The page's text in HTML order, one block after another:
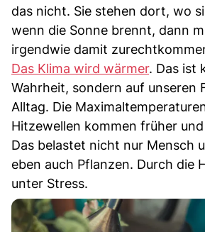
das nicht. Sie stehen dort, wo
wenn die Sonne brennt, dann
irgendwie damit
Das Klima wird wärmer. Das ist
Wahrheit, sondern auf unseren
Alltag. Die
Hitzewellen kommen früher
Das belastet nicht nur Mensch
eben auch Pflanzen. Durch die
unter Stress.